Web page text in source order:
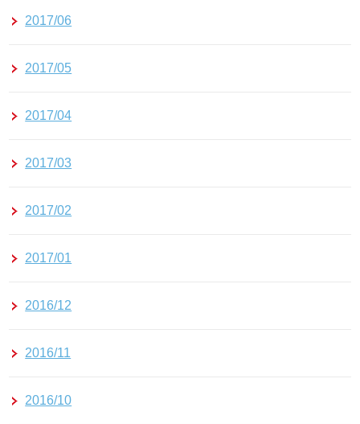
2017/06
2017/05
2017/04
2017/03
2017/02
2017/01
2016/12
2016/11
2016/10